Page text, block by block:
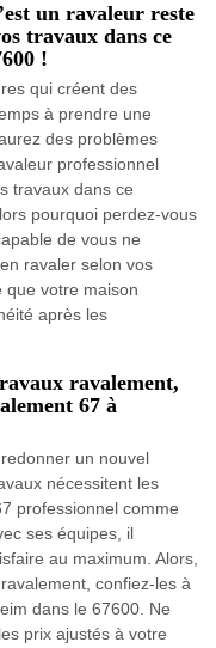
un ravaleur reste
travaux dans ce
!
qui créent des
à prendre une
des problèmes
professionnel
travaux dans ce
pourquoi perdez-vous
de vous ne
ravaler selon vos
que votre maison
après les
ravalement,
67 à
un nouvel
nécessitent les
professionnel comme
ses équipes, il
au maximum. Alors,
confiez-les à
dans le 67600. Ne
prix ajustés à votre